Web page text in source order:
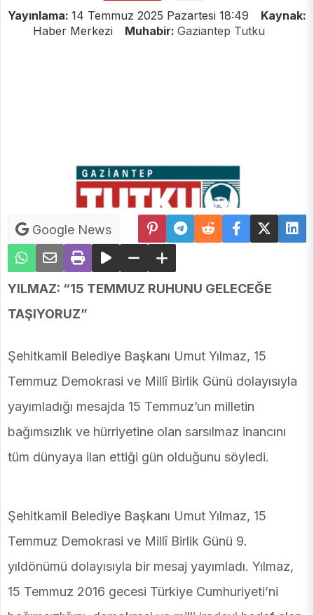
Yayınlama: 14 Temmuz 2025 Pazartesi 18:49
Kaynak:
Haber Merkezi
Muhabir: Gaziantep Tutku
Google News
YILMAZ: “15 TEMMUZ RUHUNU GELECEĞE
TAŞIYORUZ”
Şehitkamil Belediye Başkanı Umut Yılmaz, 15
Temmuz Demokrasi ve Millî Birlik Günü dolayısıyla
yayımladığı mesajda 15 Temmuz’un milletin
bağımsızlık ve hürriyetine olan sarsılmaz inancını
tüm dünyaya ilan ettiği gün olduğunu söyledi.
Şehitkamil Belediye Başkanı Umut Yılmaz, 15
Temmuz Demokrasi ve Millî Birlik Günü 9.
yıldönümü dolayısıyla bir mesaj yayımladı. Yılmaz,
15 Temmuz 2016 gecesi Türkiye Cumhuriyeti’ni